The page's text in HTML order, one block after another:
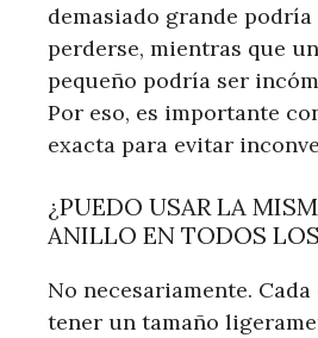
demasiado grande podría
perderse, mientras que
pequeño podría ser
Por eso, es importante
exacta para evitar
¿PUEDO USAR LA
ANILLO EN TODOS
No necesariamente.
tener un tamaño